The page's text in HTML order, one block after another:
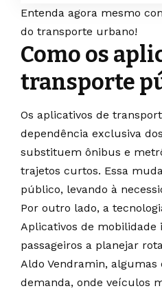
Entenda agora mesmo
do transporte urbano!
Como os
transporte
Os aplicativos de
dependência exclusiva
substituem ônibus e
trajetos curtos. Essa
público, levando à
Por outro lado, a
Aplicativos de mobilidade
passageiros a planejar
Aldo Vendramin,
demanda, onde veículos